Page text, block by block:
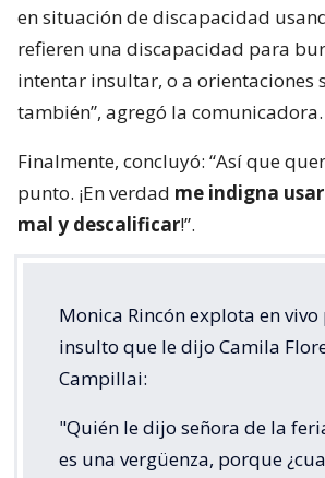
en situación de discapacidad
refieren una discapacidad para
intentar insultar, o a orientaciones
también”, agregó la comunicadora.
Finalmente, concluyó: “Así que
punto. ¡En verdad me indigna
mal y descalificar!”.
Monica Rincón explota en vivo
insulto que le dijo Camila
Campillai:
"Quién le dijo señora de la
es una vergüenza, porque